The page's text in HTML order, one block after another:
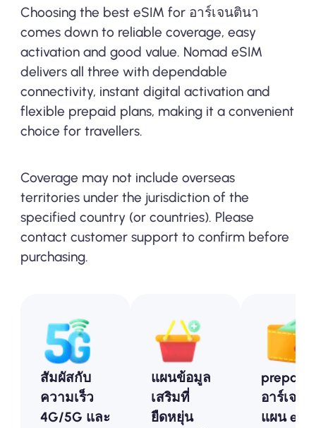
Choosing the best eSIM for อาร์เจนตินา
comes down to reliable coverage, easy
activation and good value. Nomad eSIM
delivers all three with dependable
connectivity, instant digital activation and
flexible prepaid plans, making it a convenient
choice for travellers.
Coverage may not include overseas
territories under the jurisdiction of the
specified country (or countries). Please
contact customer support to confirm before
purchasing.
สัมผัสกับ
ความเร็ว
4G/5G และ
แผนข้อมูล
เสริมที่
ยืดหยุ่น
prepaid
อาร์เจน
แผน